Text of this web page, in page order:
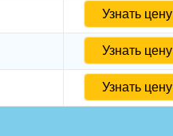
Узнать цену
Узнать цену
Узнать цену